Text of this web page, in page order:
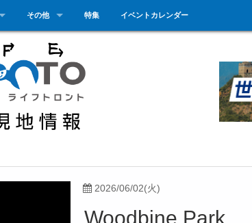
その他 特集 イベントカレンダー
2026/06/02(火)
Woodbine Park